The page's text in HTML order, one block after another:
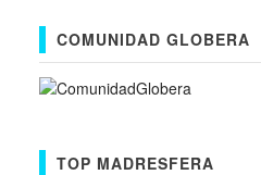
COMUNIDAD GLOBERA
TOP MADRESFERA